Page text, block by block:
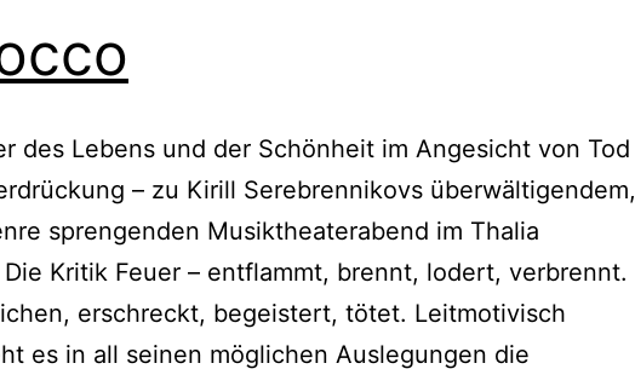
des Lebens und der Schönheit im Angesicht von Tod
– zu Kirill Serebrennikovs überwältigendem,
sprengenden Musiktheaterabend im Thalia
Kritik Feuer – entflammt, brennt, lodert, verbrennt.
erschreckt, begeistert, tötet. Leitmotivisch
es in all seinen möglichen Auslegungen die